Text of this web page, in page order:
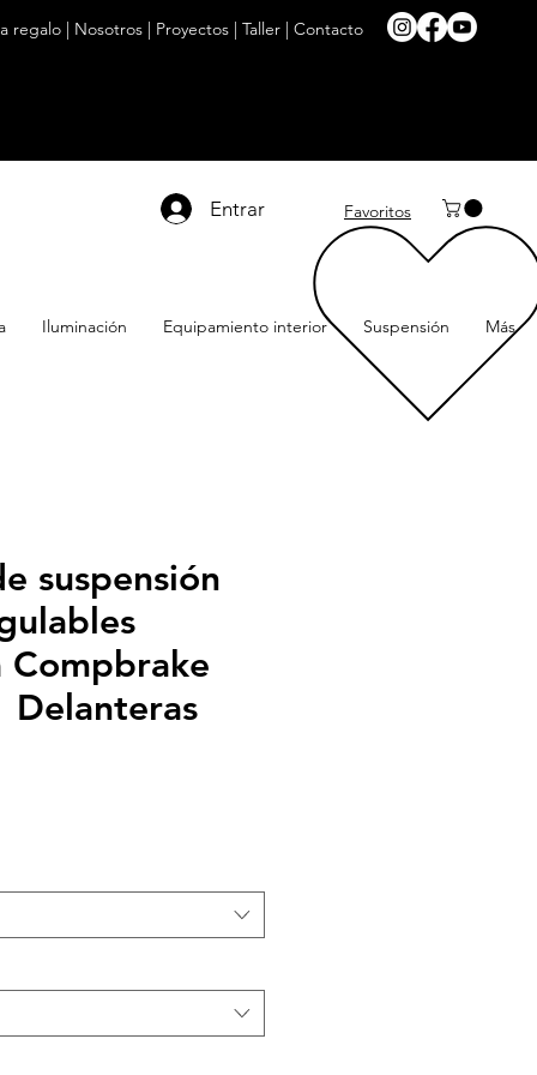
regalo | Nosotros | Proyectos | Taller | Contacto
Entrar Favoritos
Iluminación Equipamiento interior Suspensión Más
suspensión
Compbrake
Delanteras